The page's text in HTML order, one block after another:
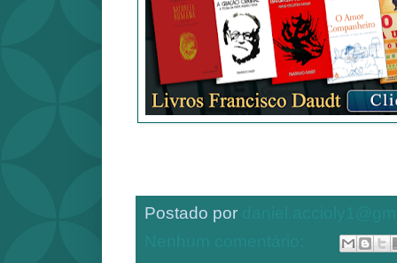
Postado por